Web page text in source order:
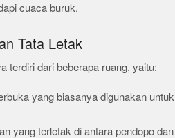
cuaca buruk.
Tata Letak
terdiri dari beberapa ruang, yaitu:
yang biasanya digunakan
yang terletak di antara pendopo